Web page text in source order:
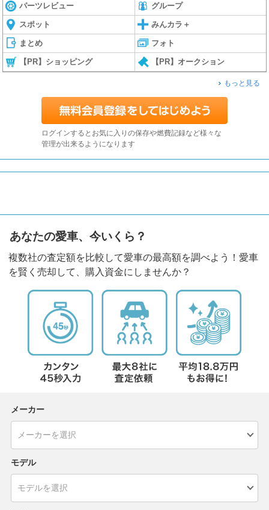
パーツレビュー グループ
スポット みんカラ＋
まとめ フォト
【PR】ショッピング 【PR】オークション
もっと見る
ログインするとお気に入りの保存や燃費記録など様々な
管理が出来るようになります
あなたの愛車、今いくら？
複数社の査定額を比較して愛車の最高額を調べよう！愛車
を賢く売却して、購入資金にしませんか？
メーカー
モデル